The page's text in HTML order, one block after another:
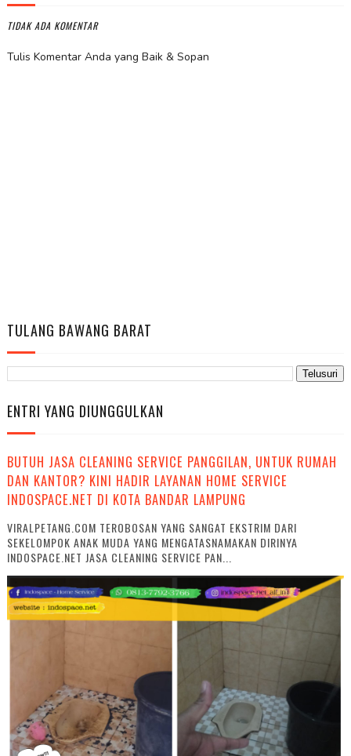
TIDAK ADA KOMENTAR
Tulis Komentar Anda yang Baik & Sopan
TULANG BAWANG BARAT
ENTRI YANG DIUNGGULKAN
BUTUH JASA CLEANING SERVICE PANGGILAN, UNTUK RUMAH
DAN KANTOR? KINI HADIR LAYANAN HOME SERVICE
INDOSPACE.NET DI KOTA BANDAR LAMPUNG
VIRALPETANG.COM TEROBOSAN YANG SANGAT EKSTRIM DARI
SEKELOMPOK ANAK MUDA YANG MENGATASNAMAKAN DIRINYA
INDOSPACE.NET JASA CLEANING SERVICE PAN...